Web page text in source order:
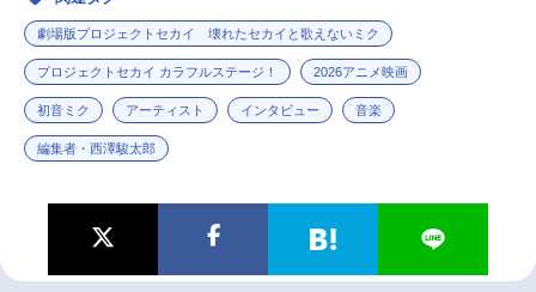
劇場版プロジェクトセカイ 壊れたセカイと歌えないミク
プロジェクトセカイ カラフルステージ！ 2026アニメ映画
初音ミク アーティスト インタビュー 音楽
編集者・西澤駿太郎